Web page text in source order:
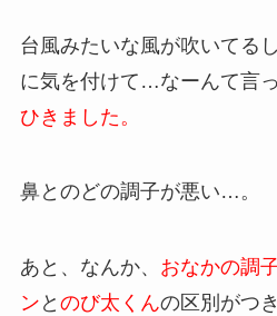
台風みたいな風が吹いてる
に気を付けて…なーんて言
ひきました。
鼻とのどの調子が悪い…。
あと、なんか、 おなかの調
ン と のび太くんの区別がつ